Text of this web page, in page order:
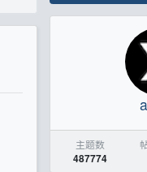
主题数
487774